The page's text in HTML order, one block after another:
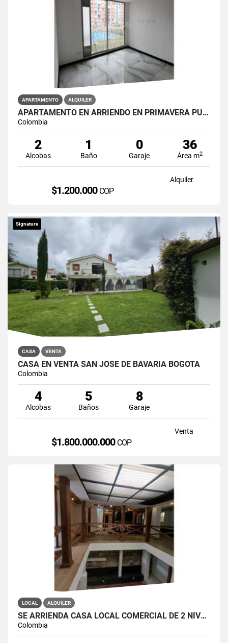
APARTAMENTO ALQUILER
APARTAMENTO EN ARRIENDO EN PRIMAVERA PUENTE ARANDA PRIMAVERA 6-39 ET 2
Colombia
2
Alcobas
1
Baño
0
Garaje
36
Área m2
Alquiler
$1.200.000 COP
Signature
CASA VENTA
CASA EN VENTA SAN JOSÉ DE BAVARIA BOGOTÁ
Colombia
4
Alcobas
5
Baños
8
Garaje
Venta
$1.800.000.000 COP
LOCAL ALQUILER
SE ARRIENDA CASA LOCAL COMERCIAL DE 2 NIVELES EN LA CANDELARIA
Colombia